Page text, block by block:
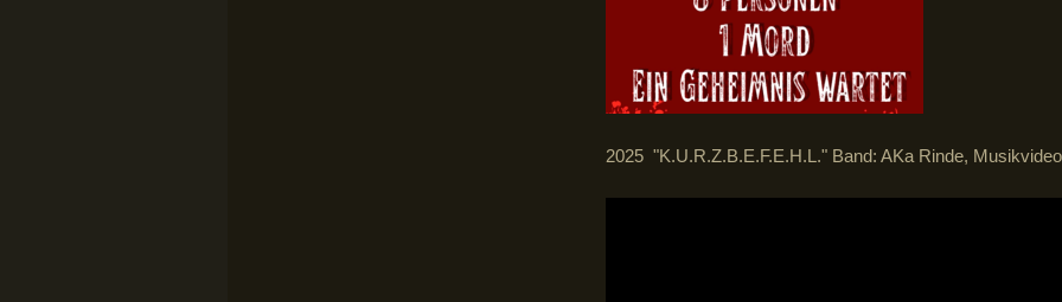
2025 "K.U.R.Z.B.E.F.E.H.L." Band: AKa Rinde, Musikvideo